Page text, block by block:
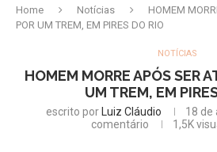
Home Notícias
HOMEM
POR UM TREM, EM PIRES DO RIO
NOTÍCIAS
HOMEM MORRE APÓS SER
UM TREM, EM
escrito por Luiz Cláudio 18 de
comentário
1,5K